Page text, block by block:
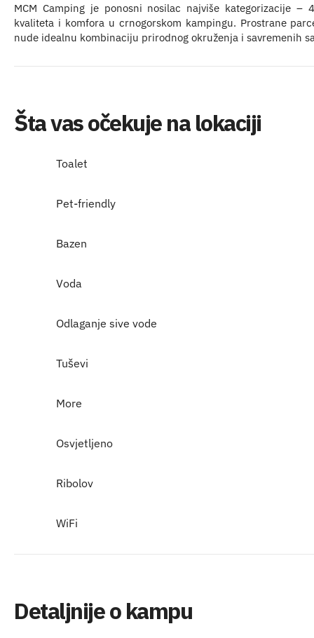
MCM Camping je ponosni nosilac najviše kategorizacije
kvaliteta i komfora u crnogorskom kampingu. Prostrane
nude idealnu kombinaciju prirodnog okruženja i savremenih
Šta vas očekuje na lokaciji
Toalet
Pet-friendly
Bazen
Voda
Odlaganje sive vode
Tuševi
More
Osvjetljeno
Ribolov
WiFi
Detaljnije o kampu